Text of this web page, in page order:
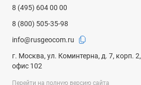
8 (495) 604 00 00
8 (800) 505-35-98
info@rusgeocom.ru
г. Москва, ул. Коминтерна, д. 7, корп. 2,
офис 102
Перейти на полную версию сайта